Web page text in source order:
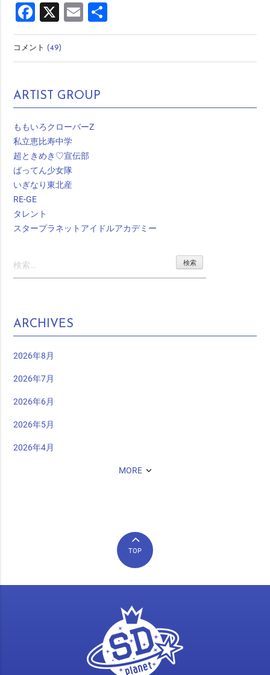
Facebook
X Email
有
コメント(49)
ARTIST GROUP
ももいろクローバーZ
私立恵比寿中学
超ときめき♡宣伝部
ばってん少女隊
いぎなり東北産
RE-GE
タレント
スタープラネットアイドルアカデミー
索:
ARCHIVES
2026年8月
2026年7月
2026年6月
2026年5月
2026年4月
MORE
TOP